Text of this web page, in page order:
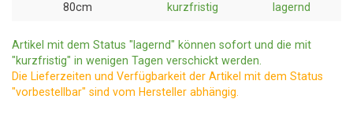
80cm kurzfristig lagernd
Artikel mit dem Status "lagernd" können sofort und die mit
"kurzfristig" in wenigen Tagen verschickt werden.
Die Lieferzeiten und Verfügbarkeit der Artikel mit dem Status
"vorbestellbar" sind vom Hersteller abhängig.